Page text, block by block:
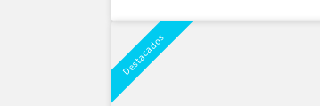
Destacados